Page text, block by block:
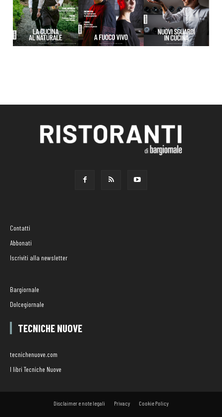
Contatti
Abbonati
Iscriviti alla newsletter
Bargiornale
Dolcegiornale
TECNICHE NUOVE
tecnichenuove.com
I libri Tecniche Nuove
Disclaimer e note legali Privacy Cookie Policy